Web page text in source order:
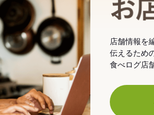
店舗情報を
伝えるため
食べログ店